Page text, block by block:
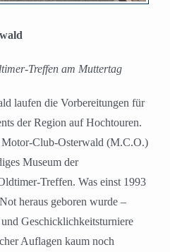
Treffen am Muttertag
laufen die Vorbereitungen für
der Region auf Hochtouren.
Club-Osterwald (M.C.O.)
Museum der
Treffen. Was einst 1993
heraus geboren wurde –
Geschicklichkeitsturniere
Auflagen kaum noch